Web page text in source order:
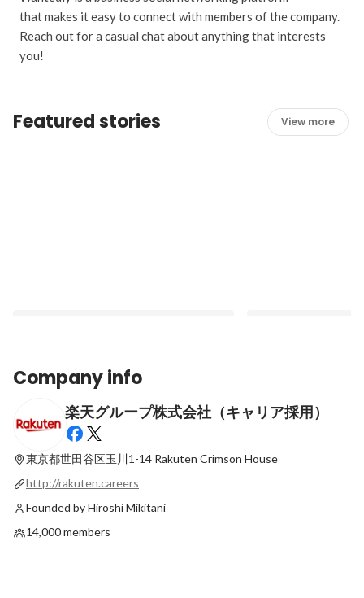
that makes it easy to connect with members of the company.
Reach out for a casual chat about anything that interests
you!
Featured stories View more
2023年卒新卒エンジニア学生に向けた採用
イベントの募集がオープンしました！
Latest
【イベントレポート
を開催しました！
Latest
Company info
楽天グループ株式会社（キャリア採用）
東京都世田谷区玉川1-14 Rakuten Crimson House
http://rakuten.careers
Founded by Hiroshi Mikitani
14,000 members